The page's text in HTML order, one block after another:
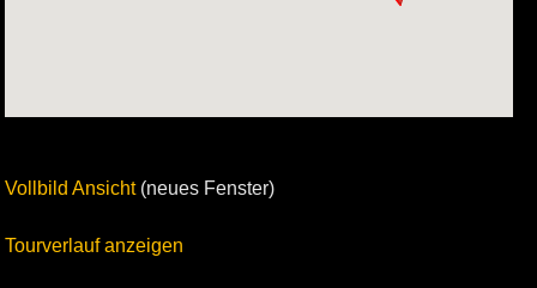
Vollbild Ansicht(neues Fenster)
Tourverlauf anzeigen